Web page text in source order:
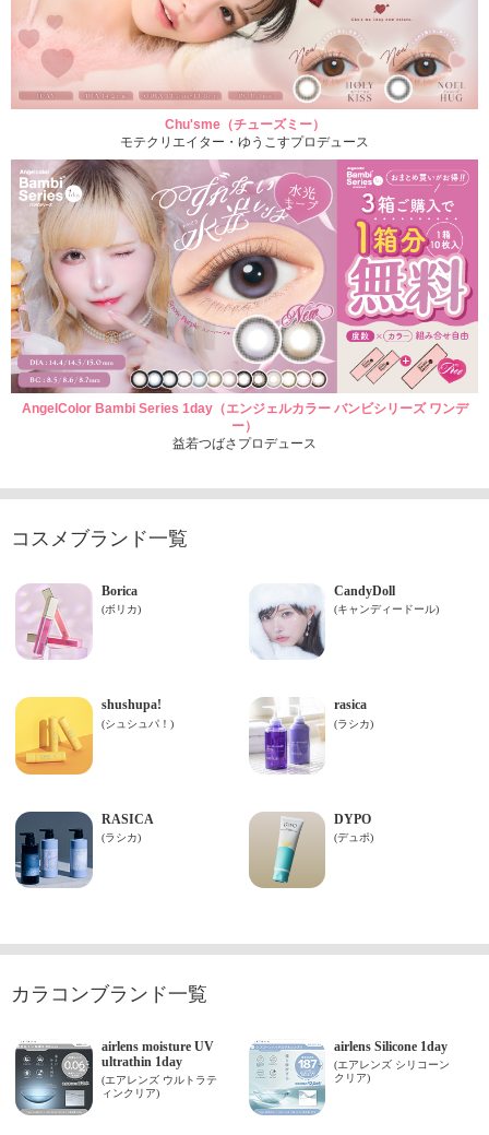
Chu'sme（チューズミー）
モテクリエイター・ゆうこすプロデュース
AngelColor Bambi Series 1day（エンジェルカラー バンビシリーズ ワンデ
ー）
益若つばさプロデュース
コスメブランド一覧
カラコンブランド一覧